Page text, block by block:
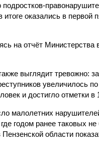
оказались в первой
на отчёт Министерства
выглядит тревожно:
увеличилось
и достигло отметки в
малолетних
годом ранее таковых
области